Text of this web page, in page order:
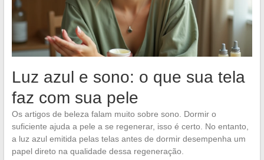
Luz azul e sono: o que sua tela
faz com sua pele
Os artigos de beleza falam muito sobre sono. Dormir o
suficiente ajuda a pele a se regenerar, isso é certo. No entanto,
a luz azul emitida pelas telas antes de dormir desempenha um
papel direto na qualidade dessa regeneração.